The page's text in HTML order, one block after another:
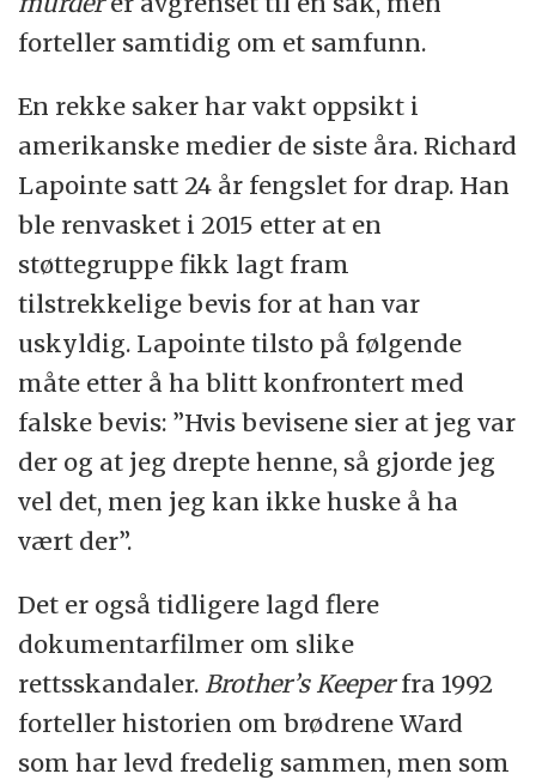
forteller samtidig om et samfunn.
En rekke saker har vakt oppsikt i
amerikanske medier de siste åra. Richard
Lapointe satt 24 år fengslet for drap. Han
ble renvasket i 2015 etter at en
støttegruppe fikk lagt fram
tilstrekkelige bevis for at han var
uskyldig. Lapointe tilsto på følgende
måte etter å ha blitt konfrontert med
falske bevis: ”Hvis bevisene sier at jeg var
der og at jeg drepte henne, så gjorde jeg
vel det, men jeg kan ikke huske å ha
vært der”.
Det er også tidligere lagd flere
dokumentarfilmer om slike
rettsskandaler. Brother’s Keeperfra 1992
forteller historien om brødrene Ward
som har levd fredelig sammen, men som